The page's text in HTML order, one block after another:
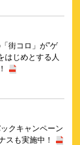
街コロ」が”ゲ
はじめとする人
クキャンペーン
スも実施中！